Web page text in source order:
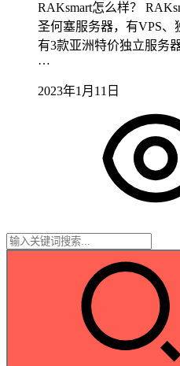
RAKsmart怎么样？
圣何塞服务器，有VPS、
有3款亚洲特价独立服务
…
2023年1月11日